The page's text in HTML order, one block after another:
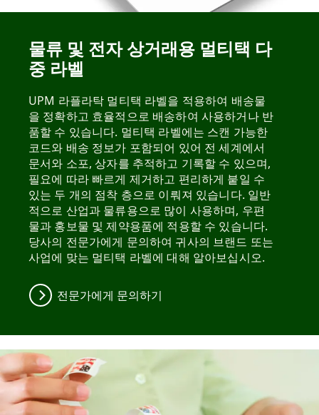
물류 및 전자 상거래용 멀티택 다
중 라벨
UPM 라플라탁 멀티택 라벨을 적용하여 배송물
을 정확하고 효율적으로 배송하여 사용하거나 반
품할 수 있습니다. 멀티택 라벨에는 스캔 가능한
코드와 배송 정보가 포함되어 있어 전 세계에서
문서와 소포, 상자를 추적하고 기록할 수 있으며,
필요에 따라 빠르게 제거하고 편리하게 붙일 수
있는 두 개의 점착 층으로 이뤄져 있습니다. 일반
적으로 산업과 물류용으로 많이 사용하며, 우편
물과 홍보물 및 제약용품에 적용할 수 있습니다.
당사의 전문가에게 문의하여 귀사의 브랜드 또는
사업에 맞는 멀티택 라벨에 대해 알아보십시오.
전문가에게 문의하기